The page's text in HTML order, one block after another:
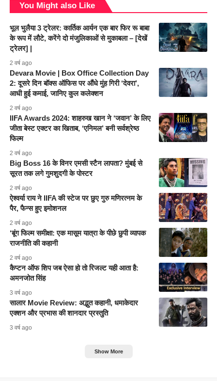
You Might also Like
भूल भुलैया 3 ट्रेलर: कार्तिक आर्यन एक बार फिर रू बाबा
के रूप में लौटे, करेंगे दो मंजुलिकाओं से मुकाबला – [देखें
ट्रेलर] |
2 वर्ष ago
Devara Movie | Box Office Collection Day
2: दूसरे दिन बॉक्स ऑफिस पर औंधे मुंह गिरी ‘देवरा’,
आधी हुई कमाई, जानिए कुल कलेक्शन
2 वर्ष ago
IIFA Awards 2024: शाहरुख खान ने ‘जवान’ के लिए
जीता बेस्ट एक्टर का खिताब, ‘एनिमल’ बनी सर्वश्रेष्ठ
फिल्म
2 वर्ष ago
Big Boss 16 के विनर एमसी स्टैन लापता? मुंबई से
सूरत तक लगे गुमशुदगी के पोस्टर
2 वर्ष ago
ऐश्वर्या राय ने IIFA की स्टेज पर छुए गुरु मणिरत्नम के
पैर, फैन्स हुए इमोशनल
2 वर्ष ago
‘बूंग फिल्म समीक्षा: एक मासूम यात्रा के पीछे छुपी व्यापक
राजनीति की कहानी
2 वर्ष ago
कैप्टन ऑफ शिप जब ऐसा हो तो रिजल्ट यही आता है:
अमनजोत सिंह
3 वर्ष ago
सालार Movie Review: अद्भुत कहानी, धमाकेदार
एक्शन और प्रभास की शानदार प्रस्तुति
3 वर्ष ago
Show More